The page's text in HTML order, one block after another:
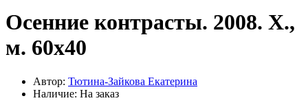
Осенние контрасты. 2008. Х.,
м. 60х40
Автор: Тютина-Зайкова Екатерина
Наличие: На заказ